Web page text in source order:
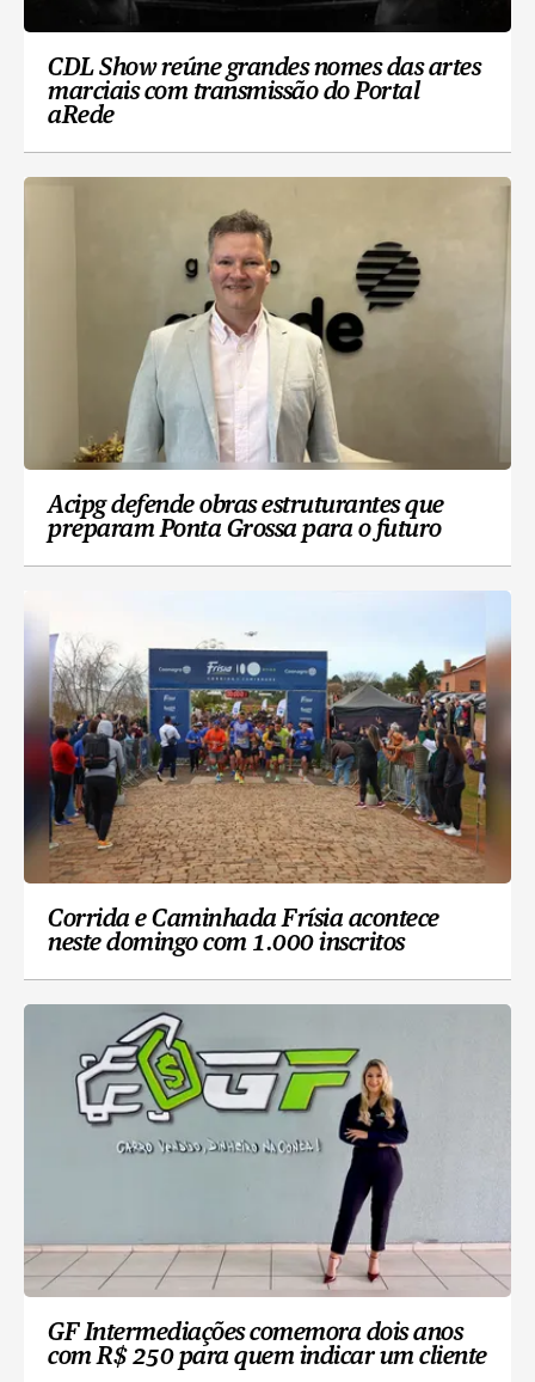
CDL Show reúne grandes nomes das artes
marciais com transmissão do Portal
aRede
Acipg defende obras estruturantes que
preparam Ponta Grossa para o futuro
Corrida e Caminhada Frísia acontece
neste domingo com 1.000 inscritos
GF Intermediações comemora dois anos
com R$ 250 para quem indicar um cliente